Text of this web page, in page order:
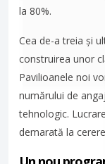
la 80%.
Cea de-a treia și
construirea unor
Pavilioanele noi
numărului de
tehnologic.
demarată la